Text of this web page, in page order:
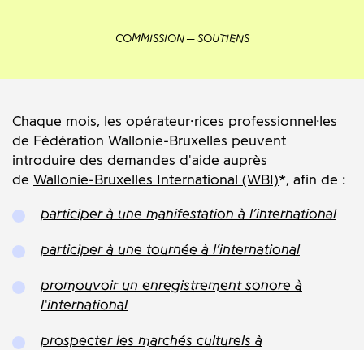
COMMISSION SOUTIENS
Chaque mois, les opérateur·rices professionnel·les
de Fédération Wallonie-Bruxelles peuvent
introduire des demandes d'aide auprès
de Wallonie-Bruxelles International (WBI)*, afin de :
participer à une manifestation à l’international
participer à une tournée à l’international
promouvoir un enregistrement sonore à
l'international
prospecter les marchés culturels à